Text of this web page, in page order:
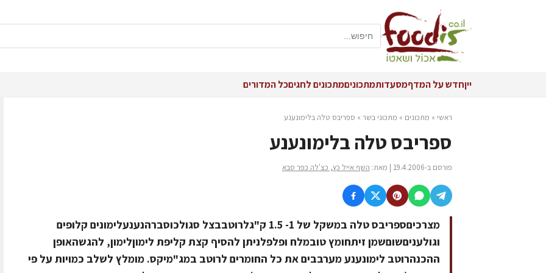
ייןחדש על המדףמסעדותמתכוניםמתכונים לחגיםכל המדורים
ראשי » מתכונים » מתכוני בשר » ספריבס טלה בלימונענע
ספריבס טלה בלימונענע
פורסם ב-19.4.2006 | מאת: השף אייל כץ, כצ'לה כפר סבא
מצרכיםספריבס טלה במשקל של 1- 1.5 ק"גלרוטבבצל סגולכוסברהנענעלימונים קלופים
וגולעניםשוםשמן זיתחומץ טובמלח ופלפלניתן להסיף קצת קליפת לימוןלימון, להגשהאופן
ההכנהרוטב לימונענע מערבבים את כל החומרים לרוטב במג"מיקס. מומלץ לשלב כמויות על פי